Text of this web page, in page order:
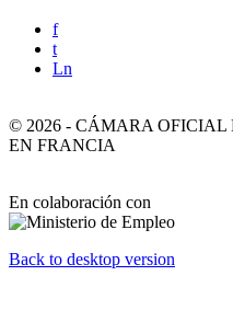
f
t
Ln
© 2026 - CÁMARA OFICIAL
EN FRANCIA
En colaboración con
Back to desktop version